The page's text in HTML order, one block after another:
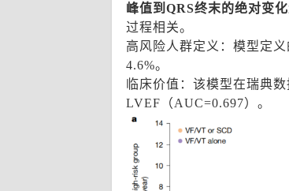
峰值到QRS终末的绝对变化
过程相关。
高风险人群定义：模型定
4.6%。
临床价值：该模型在瑞典
LVEF（AUC=0.697）。